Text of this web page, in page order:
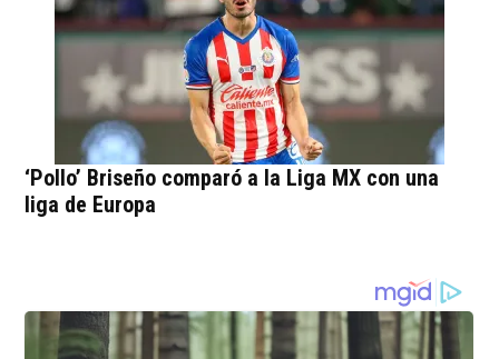
‘Pollo’ Briseño comparó a la Liga MX con una
liga de Europa